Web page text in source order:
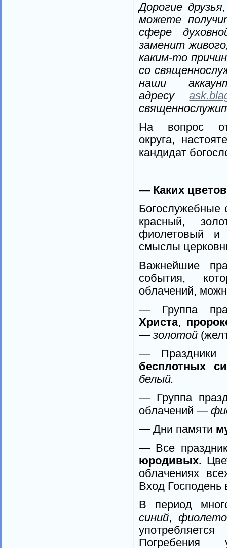
Дорогие
можете
сфере
заменит
каким-то
со
наши
адресу
На вопрос
округа,
кандидат
— Каких
Богослужебные
красный,
фиолетовый и
смыслы
Важнейшие
события,
облачений,
— Группа
Христа,
— золотой
—
бесплотных
белый.
— Группа
облачений —
— Дни памяти
— Все
юродивых.
облачениях
Вход Господень
В период
синий,
Погребения